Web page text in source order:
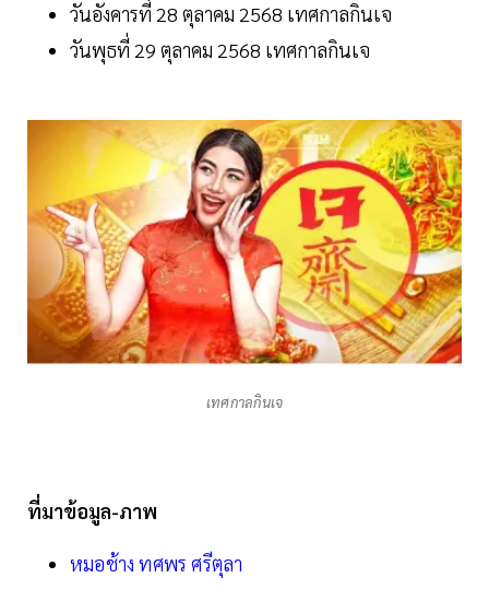
วันอังคารที่ 28 ตุลาคม 2568 เทศกาลกินเจ
วันพุธที่ 29 ตุลาคม 2568 เทศกาลกินเจ
เทศกาลกินเจ
ที่มาข้อมูล-ภาพ
หมอช้าง ทศพร ศรีตุลา